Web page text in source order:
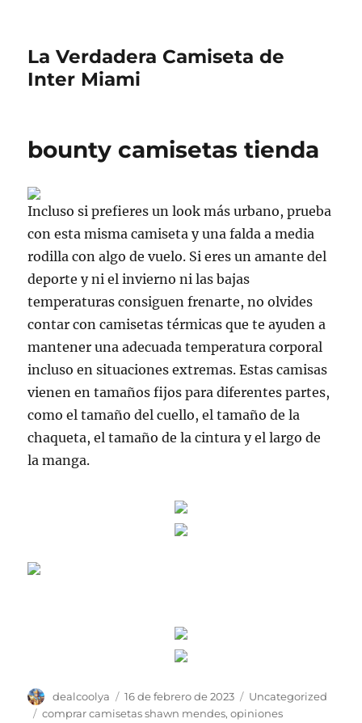
La Verdadera Camiseta de
Inter Miami
bounty camisetas tienda
Incluso si prefieres un look más urbano, prueba
con esta misma camiseta y una falda a media
rodilla con algo de vuelo. Si eres un amante del
deporte y ni el invierno ni las bajas
temperaturas consiguen frenarte, no olvides
contar con camisetas térmicas que te ayuden a
mantener una adecuada temperatura corporal
incluso en situaciones extremas. Estas camisas
vienen en tamaños fijos para diferentes partes,
como el tamaño del cuello, el tamaño de la
chaqueta, el tamaño de la cintura y el largo de
la manga.
Autor
dealcoolya
Publicado
el
16 de febrero de 2023 Categorías
Uncategorized
Etiquetas
comprar camisetas shawn mendes,opiniones